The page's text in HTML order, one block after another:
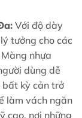
Với độ dày
tưởng cho các
nhựa
dùng dễ
kỳ cản trở
làm vách ngăn
cao, nơi những